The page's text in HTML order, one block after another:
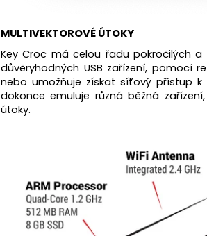
MULTIVEKTOROVÉ ÚTOKY
Key Croc má celou řadu pokročilých
důvěryhodných USB zařízení, pomocí
nebo umožňuje získat síťový přístup k
dokonce emuluje různá běžná
útoky.